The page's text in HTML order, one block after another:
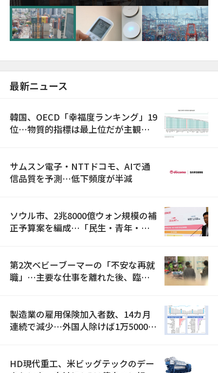
超が「ゾンビ企業」に…5年で2.8倍増
最新ニュース
韓国、OECD「幸福度ランキング」19
位…物質的指標は最上位だが主観的
サムスン電子・NTTドコモ、AIで通
信品質を予測…低下頻度が半減
ソウル市、2兆8000億ウォン規模の補
正予算案を編成…「民生・青年・安
第2次ベビーブーマーの「不安な再就
職」…主要な仕事を離れた後、臨時
製造業の雇用保険加入者数、14カ月
連続で減少…外国人除けば1万5000人
HD現代重工、米ビッグテックのデー